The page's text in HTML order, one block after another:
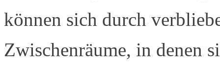
können sich durch
Zwischenräume, in denen